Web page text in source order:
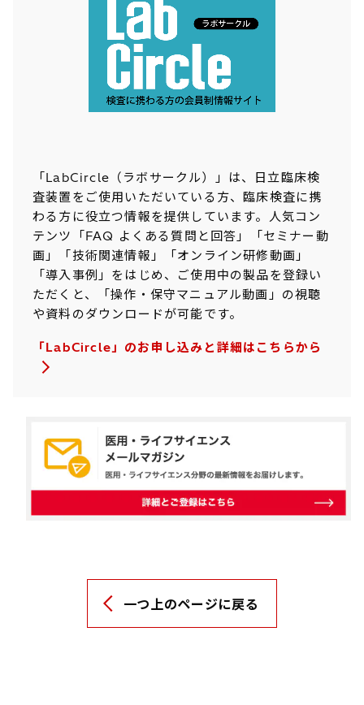
「LabCircle（ラボサークル）」は、日立臨床検
査装置をご使用いただいている方、臨床検査に携
わる方に役立つ情報を提供しています。人気コン
テンツ「FAQ よくある質問と回答」「セミナー動
画」「技術関連情報」「オンライン研修動画」
「導入事例」をはじめ、ご使用中の製品を登録い
ただくと、「操作・保守マニュアル動画」の視聴
や資料のダウンロードが可能です。
「LabCircle」のお申し込みと詳細はこちらから
一つ上のページに戻る